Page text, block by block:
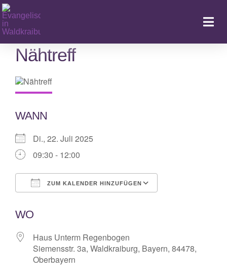
Zum
Inhalt
springen
Nähtreff
WANN
Di., 22. Juli 2025
09:30 - 12:00
ZUM KALENDER HINZUFÜGEN
WO
Haus Unterm Regenbogen
Siemensstr. 3a, Waldkraiburg, Bayern, 84478,
Oberbayern